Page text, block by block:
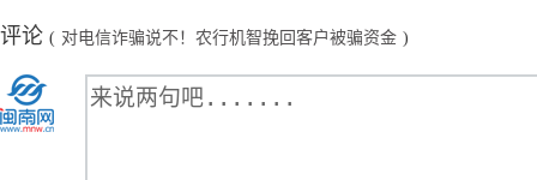
评论 ( 对电信诈骗说不！农行机智挽回客户被骗资金 )